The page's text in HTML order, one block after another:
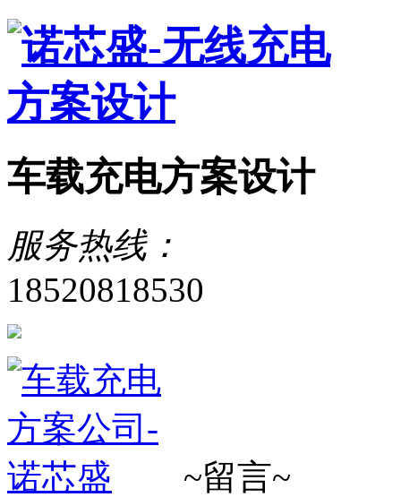
车载充电方案设计
服务热线：
18520818530
~留言~